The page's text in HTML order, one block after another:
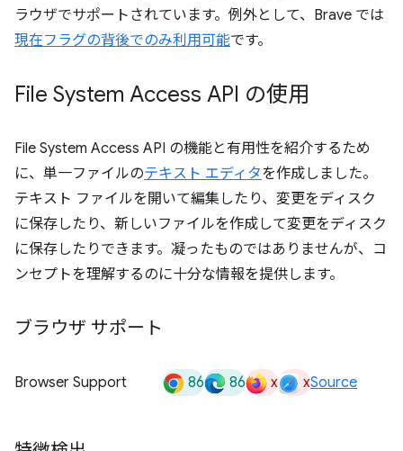
ラウザでサポートされています。例外として、Brave では
現在フラグの背後でのみ利用可能です。
File System Access API の使用
File System Access API の機能と有用性を紹介するため
に、単一ファイルのテキスト エディタを作成しました。
テキスト ファイルを開いて編集したり、変更をディスク
に保存したり、新しいファイルを作成して変更をディスク
に保存したりできます。凝ったものではありませんが、コ
ンセプトを理解するのに十分な情報を提供します。
ブラウザ サポート
Browser Support 86 86 x xSource